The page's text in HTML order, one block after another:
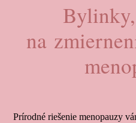
na
Prírodné riešenie menopauzy